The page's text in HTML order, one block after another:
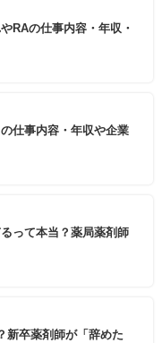
RAの仕事内容・年収・
仕事内容・年収や企業
って本当？薬局薬剤師
新卒薬剤師が「辞めた